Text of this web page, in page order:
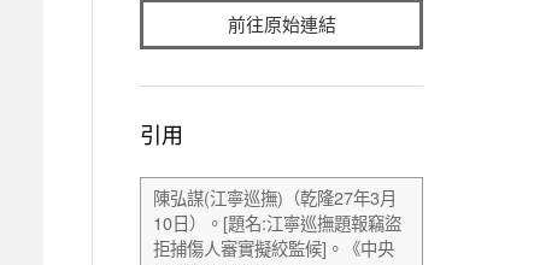
前往原始連結
引用